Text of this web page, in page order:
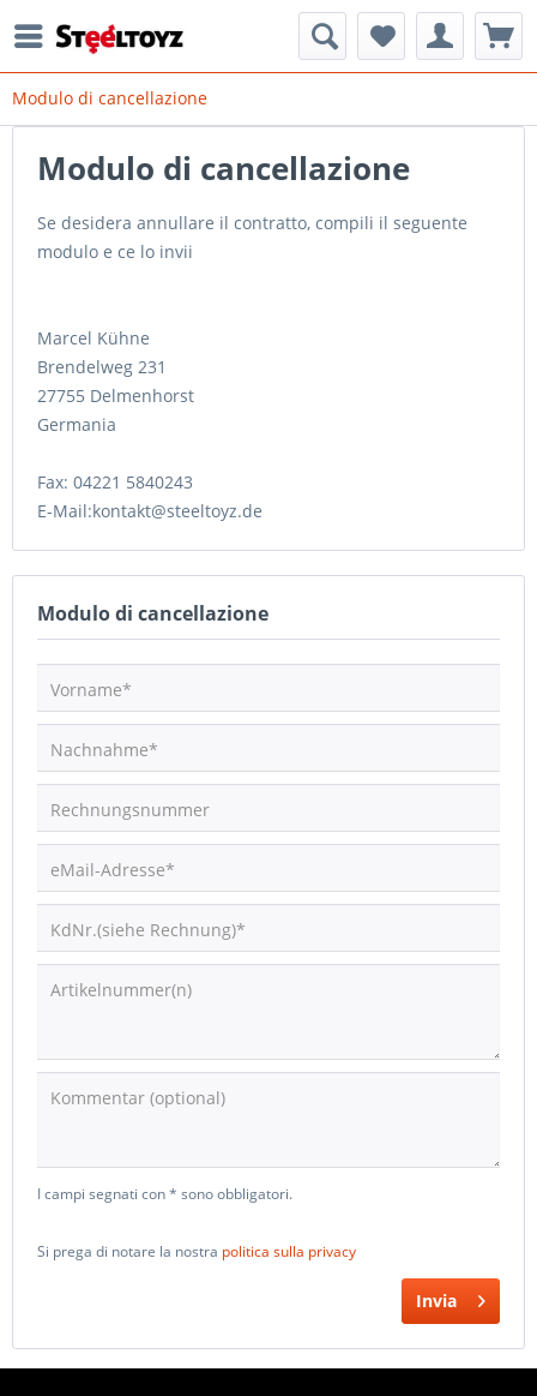
Modulo di cancellazione
Modulo di cancellazione
Se desidera annullare il contratto, compili il seguente
modulo e ce lo invii
Marcel Kühne
Brendelweg 231
27755 Delmenhorst
Germania
Fax: 04221 5840243
E-Mail:kontakt@steeltoyz.de
Modulo di cancellazione
Vorname*
Nachnahme*
Rechnungsnummer
eMail-Adresse*
KdNr.(siehe Rechnung)*
Artikelnummer(n)
Kommentar (optional)
I campi segnati con * sono obbligatori.
Si prega di notare la nostra politica sulla privacy
Invia